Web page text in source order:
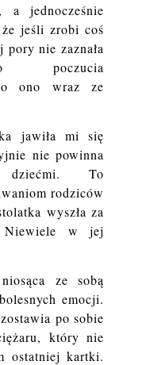
a jednocześnie
jeśli zrobi coś
pory nie zaznała
poczucia
ono wraz ze
jawiła mi się
nie powinna
To
rodziców
wyszła za
Niewiele w jej
ze sobą
emocji.
po sobie
który nie
ostatniej kartki.